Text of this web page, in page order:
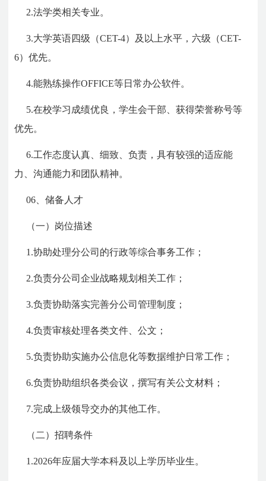
2.法学类相关专业。
3.大学英语四级（CET-4）及以上水平，六级（CET-
6）优先。
4.能熟练操作OFFICE等日常办公软件。
5.在校学习成绩优良，学生会干部、获得荣誉称号等
优先。
6.工作态度认真、细致、负责，具有较强的适应能
力、沟通能力和团队精神。
06、储备人才
（一）岗位描述
1.协助处理分公司的行政等综合事务工作；
2.负责分公司企业战略规划相关工作；
3.负责协助落实完善分公司管理制度；
4.负责审核处理各类文件、公文；
5.负责协助实施办公信息化等数据维护日常工作；
6.负责协助组织各类会议，撰写有关公文材料；
7.完成上级领导交办的其他工作。
（二）招聘条件
1.2026年应届大学本科及以上学历毕业生。